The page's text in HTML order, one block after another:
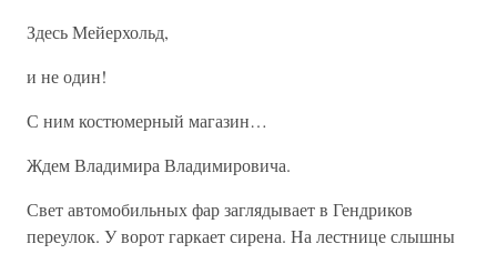
Здесь Мейерхольд,
и не один!
С ним костюмерный магазин…
Ждем Владимира Владимировича.
Свет автомобильных фар заглядывает в Гендриков
переулок. У ворот гаркает сирена. На лестнице слышны